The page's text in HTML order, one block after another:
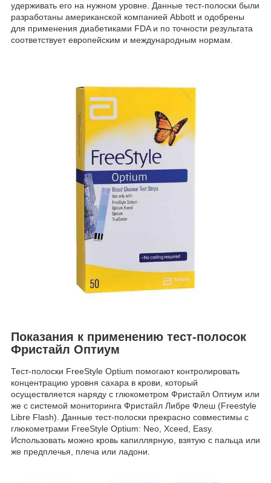
удерживать его на нужном уровне. Данные тест-полоски были
разработаны американской компанией Abbott и одобрены
для применения диабетиками FDA и по точности результата
соответствует европейским и международным нормам.
Показания к применению тест-полосок
Фристайл Оптиум
Тест-полоски FreeStyle Optium помогают контролировать
концентрацию уровня сахара в крови, который
осуществляется наряду с глюкометром Фристайл Оптиум или
же с системой мониторинга Фристайл Либре Флеш (Freestyle
Libre Flash). Данные тест-полоски прекрасно совместимы с
глюкометрами FreeStyle Optium: Neo, Xceed, Easy.
Использовать можно кровь капиллярную, взятую с пальца или
же предплечья, плеча или ладони.